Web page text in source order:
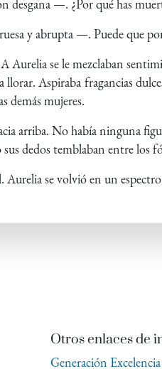
desgana —. ¿Por qué has
y abrupta —. Puede que
se le mezclaban
Aspiraba fragancias
demás mujeres.
arriba. No había ninguna
dedos temblaban entre los
se volvió en un
Otros enlaces de
Generación